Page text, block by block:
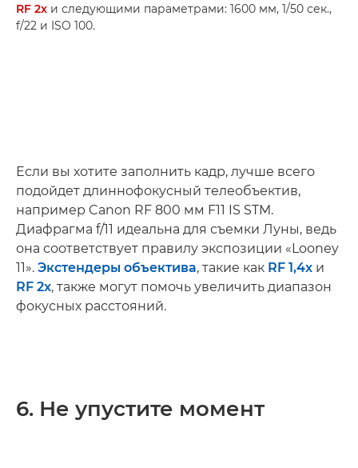
RF 2x и следующими параметрами: 1600 мм, 1/50 сек.,
f/22 и ISO 100.
Если вы хотите заполнить кадр, лучше всего
подойдет длиннофокусный телеобъектив,
например Canon RF 800 мм F11 IS STM.
Диафрагма f/11 идеальна для съемки Луны, ведь
она соответствует правилу экспозиции «Looney
11». Экстендеры объектива, такие как RF 1,4x и
RF 2x, также могут помочь увеличить диапазон
фокусных расстояний.
6. Не упустите момент